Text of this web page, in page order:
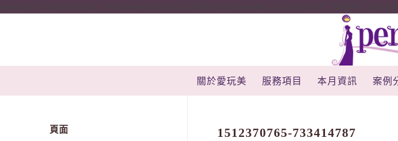
關於愛玩美 服務項目 本月資訊 案例
1512370765-733414787
頁面